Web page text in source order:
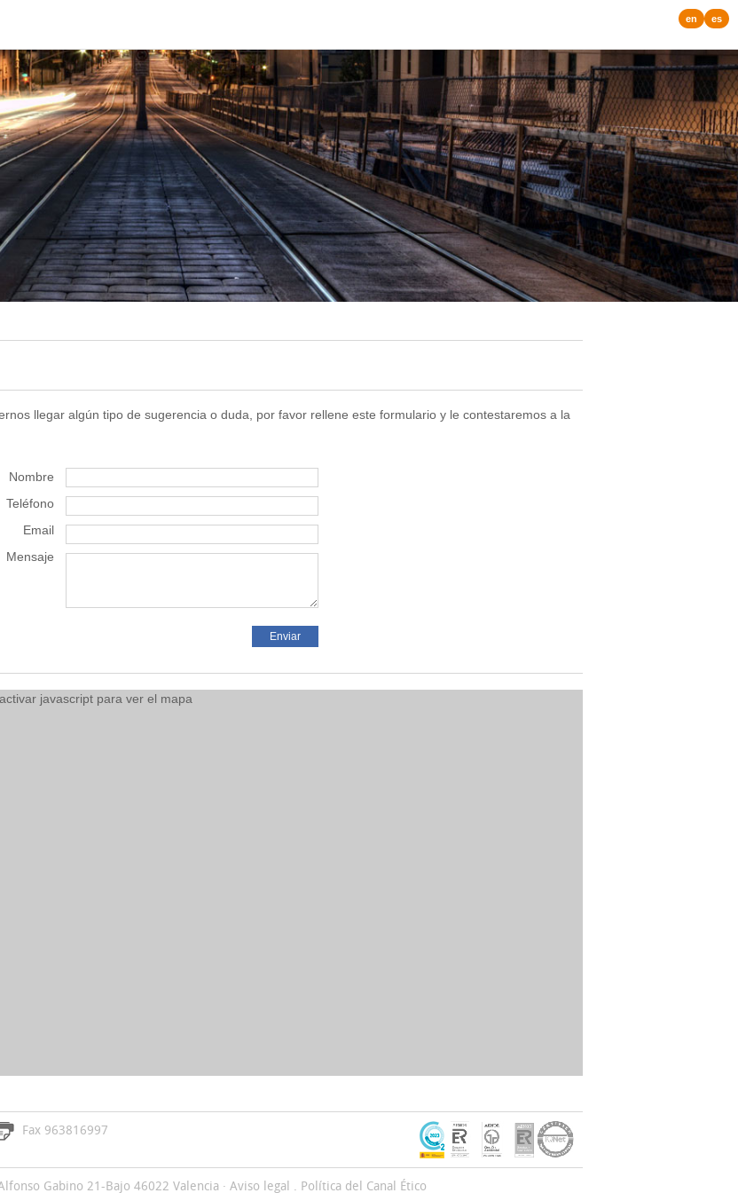
es
en
llegar algún tipo de sugerencia o duda, por favor rellene este formulario y le contestaremos a la
Nombre
Teléfono
Email
Mensaje
javascript para ver el mapa
Fax 963816997
Gabino 21-Bajo 46022 Valencia · Aviso legal . Política del Canal Ético